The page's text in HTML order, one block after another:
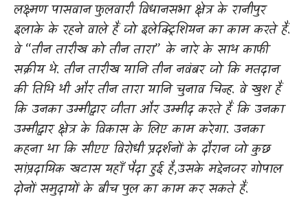
लक्ष्मण पासवान फुलवारी विधानसभा क्षेत्र के रानीपुर
इलाके के रहने वाले हैं जो इलेक्ट्रिशियन का काम करते हैं.
वे “तीन तारीख को तीन तारा” के नारे के साथ काफी
सक्रीय थे. तीन तारीख यानि तीन नवंबर जो कि मतदान
की तिथि थी और तीन तारा यानि चुनाव चिन्ह. वे खुश हैं
कि उनका उम्मीद्वार जीता और उम्मीद करते हैं कि उनका
उम्मीद्वार क्षेत्र के विकास के लिए काम करेगा. उनका
कहना था कि सीएए विरोधी प्रदर्शनों के दौरान जो कुछ
सांप्रदायिक खटास यहाँ पैदा हुई है,उसके मद्देनजर गोपाल
दोनों समुदायों के बीच पुल का काम कर सकते हैं.